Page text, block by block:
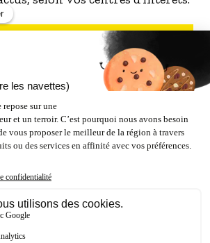
À LA NEWSLETTER
/ PRESSE